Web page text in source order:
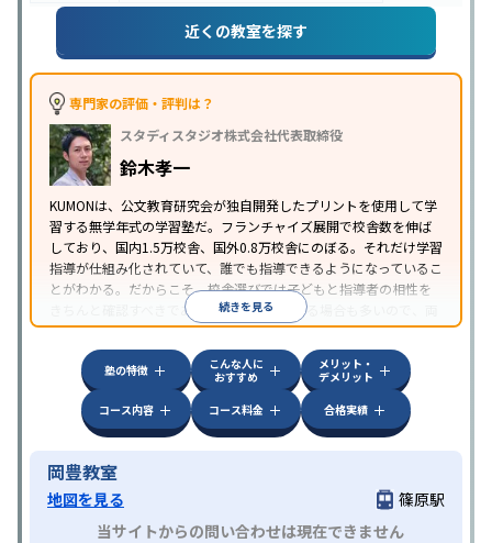
近くの教室を探す
専門家の評価・評判は？
スタディスタジオ株式会社代表取締役
鈴木孝一
KUMONは、公文教育研究会が独自開発したプリントを使用して学
習する無学年式の学習塾だ。フランチャイズ展開で校舎数を伸ば
しており、国内1.5万校舎、国外0.8万校舎にのぼる。それだけ学習
指導が仕組み化されていて、誰でも指導できるようになっているこ
とがわかる。だからこそ、校舎選びでは子どもと指導者の相性を
きちんと確認すべきである。近所に2校舎ある場合も多いので、両
方見学してみることをオススメする。
続きを見る
塾の特徴
こんな人に
おすすめ
メリット・
デメリット
コース内容
コース料金 合格実績
岡豊教室
地図を見る
篠原駅
当サイトからの問い合わせは現在できません